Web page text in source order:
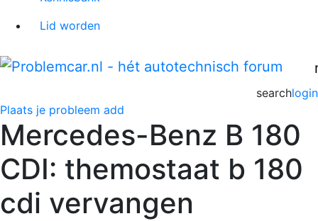
Lid worden
login
search
Plaats je probleem add
Mercedes-Benz B 180
CDI: themostaat b 180
cdi vervangen